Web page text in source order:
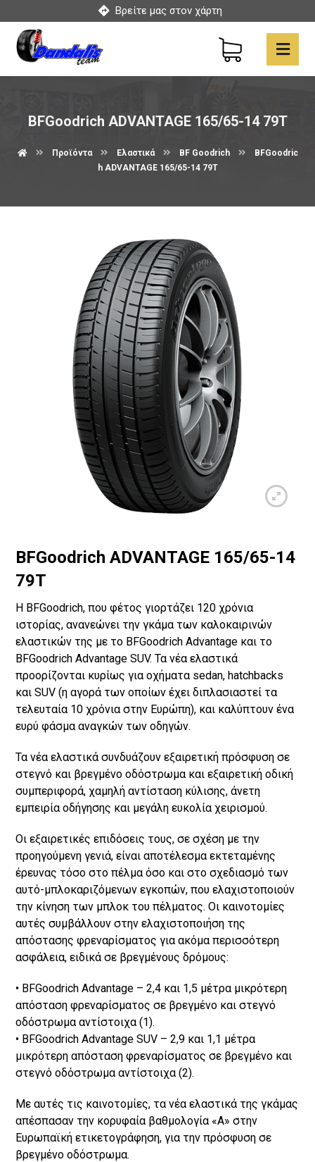
Βρείτε μας στον χάρτη
BFGoodrich ADVANTAGE 165/65-14 79T
Προϊόντα Ελαστικά BF Goodrich
BFGoodric
h ADVANTAGE 165/65-14 79T
BFGoodrich ADVANTAGE 165/65-14
79T
Η BFGoodrich, που φέτος γιορτάζει 120 χρόνια
ιστορίας, ανανεώνει την γκάμα των καλοκαιρινών
ελαστικών της με το BFGoodrich Advantage και το
BFGoodrich Advantage SUV. Τα νέα ελαστικά
προορίζονται κυρίως για οχήματα sedan, hatchbacks
και SUV (η αγορά των οποίων έχει διπλασιαστεί τα
τελευταία 10 χρόνια στην Ευρώπη), και καλύπτουν ένα
ευρύ φάσμα αναγκών των οδηγών.
Τα νέα ελαστικά συνδυάζουν εξαιρετική πρόσφυση σε
στεγνό και βρεγμένο οδόστρωμα και εξαιρετική οδική
συμπεριφορά, χαμηλή αντίσταση κύλισης, άνετη
εμπειρία οδήγησης και μεγάλη ευκολία χειρισμού.
Οι εξαιρετικές επιδόσεις τους, σε σχέση με την
προηγούμενη γενιά, είναι αποτέλεσμα εκτεταμένης
έρευνας τόσο στο πέλμα όσο και στο σχεδιασμό των
αυτό-μπλοκαριζόμενων εγκοπών, που ελαχιστοποιούν
την κίνηση των μπλοκ του πέλματος. Οι καινοτομίες
αυτές συμβάλλουν στην ελαχιστοποιήση της
απόστασης φρεναρίσματος για ακόμα περισσότερη
ασφάλεια, ειδικά σε βρεγμένους δρόμους:
• BFGoodrich Advantage – 2,4 και 1,5 μέτρα μικρότερη
απόσταση φρεναρίσματος σε βρεγμένο και στεγνό
οδόστρωμα αντίστοιχα (1).
• BFGoodrich Advantage SUV – 2,9 και 1,1 μέτρα
μικρότερη απόσταση φρεναρίσματος σε βρεγμένο και
στεγνό οδόστρωμα αντίστοιχα (2).
Με αυτές τις καινοτομίες, τα νέα ελαστικά της γκάμας
απέσπασαν την κορυφαία βαθμολογία «Α» στην
Ευρωπαϊκή ετικετογράφηση, για την πρόσφυση σε
βρεγμένο οδόστρωμα.